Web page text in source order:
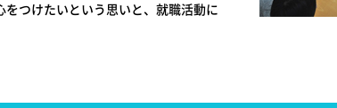
つけたいという思いと、就職活動に